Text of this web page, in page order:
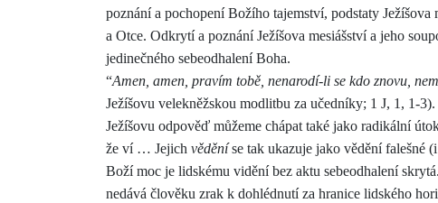
poznání a pochopení Božího tajemství, podstaty
a Otce. Odkrytí a poznání Ježíšova mesiášství a jeho sou
jedinečného sebeodhalení Boha.
“Amen, amen, pravím tobě, nenarodí-li se kdo znovu,
Ježíšovu velekněžskou modlitbu za učedníky; 1 J, 1, 1-3).
Ježíšovu odpověď můžeme chápat také jako radikální
že ví … Jejich věděníse tak ukazuje jako vědění falešné
Boží moc je lidskému vidění bez aktu sebeodhalení
nedává člověku zrak k dohlédnutí za hranice lidského